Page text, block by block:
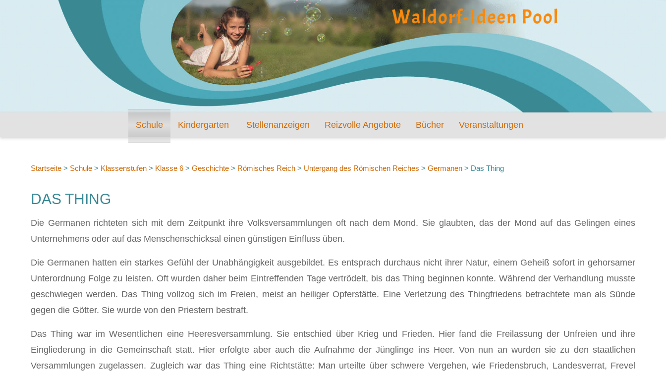
Schule Kindergarten Stellenanzeigen Reizvolle Angebote Bücher Veranstaltungen
Startseite > Schule > Klassenstufen > Klasse 6 > Geschichte > Römisches Reich > Untergang des Römischen Reiches > Germanen > Das Thing
DAS THING
Die Germanen richteten sich mit dem Zeitpunkt ihre Volksversammlungen oft nach dem Mond. Sie glaubten, das der Mond auf das Gelingen eines
Unternehmens oder auf das Menschenschicksal einen günstigen Einfluss üben.
Die Germanen hatten ein starkes Gefühl der Unabhängigkeit ausgebildet. Es entsprach durchaus nicht ihrer Natur, einem Geheiß sofort in gehorsamer
Unterordnung Folge zu leisten. Oft wurden daher beim Eintreffenden Tage vertrödelt, bis das Thing beginnen konnte. Während der Verhandlung musste
geschwiegen werden. Das Thing vollzog sich im Freien, meist an heiliger Opferstätte. Eine Verletzung des Thingfriedens betrachtete man als Sünde
gegen die Götter. Sie wurde von den Priestern bestraft.
Das Thing war im Wesentlichen eine Heeresversammlung. Sie entschied über Krieg und Frieden. Hier fand die Freilassung der Unfreien und ihre
Eingliederung in die Gemeinschaft statt. Hier erfolgte aber auch die Aufnahme der Jünglinge ins Heer. Von nun an wurden sie zu den staatlichen
Versammlungen zugelassen. Zugleich war das Thing eine Richtstätte: Man urteilte über schwere Vergehen, wie Friedensbruch, Landesverrat, Frevel